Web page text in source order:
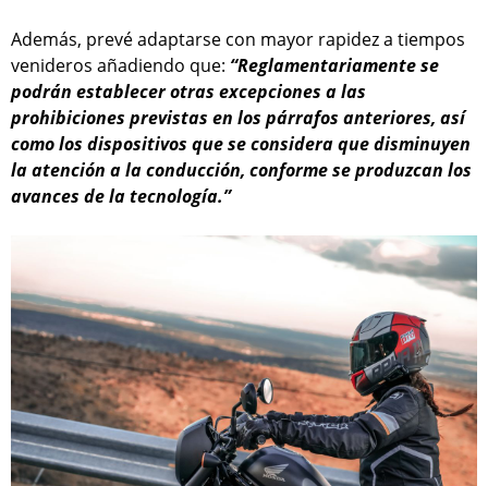
Además, prevé adaptarse con mayor rapidez a tiempos
venideros añadiendo que: “Reglamentariamente se
podrán establecer otras excepciones a las
prohibiciones previstas en los párrafos anteriores, así
como los dispositivos que se considera que disminuyen
la atención a la conducción, conforme se produzcan los
avances de la tecnología.”